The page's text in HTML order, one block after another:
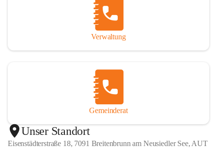
Verwaltung
Gemeinderat
Unser Standort
Eisenstädterstraße 18, 7091 Breitenbrunn am Neusiedler See, AUT